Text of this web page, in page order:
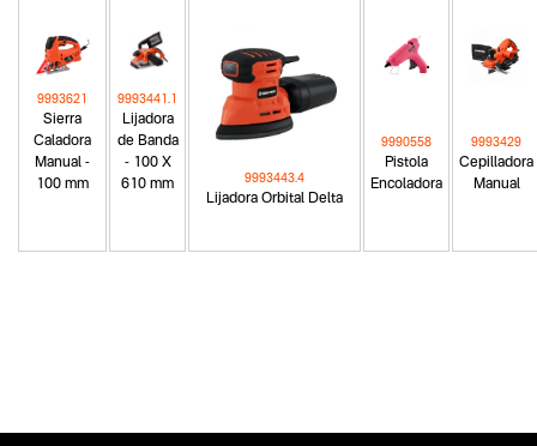
Sierra
Caladora
Manual -
100 mm
9993621
Lijadora
de Banda
- 100 X
610 mm
9993441.1
Lijadora Orbital Delta
9993443.4
Pistola
Encoladora
9990558
Cepilladora
Manual
9993429